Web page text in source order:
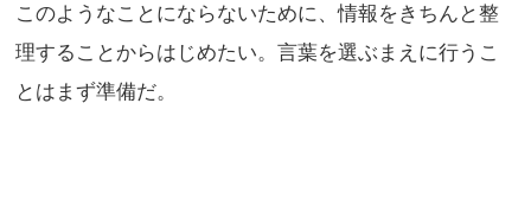
このようなことにならないために、情報をきちんと整
理することからはじめたい。言葉を選ぶまえに行うこ
とはまず準備だ。